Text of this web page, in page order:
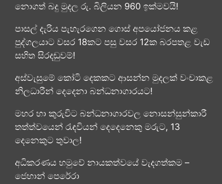
නොගත් බදු මුදල රු. බිලියන 960 ඉක්මවයි!
පාසල් දැරිය පැහැරගෙන ගොස් අපයෝජනය කළ
පුද්ගලයාට වසර 18කට පසු වසර 12ක බරපතළ වැඩ
සහිත සිරදඬුවම්!
අස්වැසුමේ කෝටි දෙකකට ආසන්න මුදලක් වංචාකළ
නිලධාරීන් දෙදෙනා බන්ධනාගාරයට!
මහර හා කුරුවිට බන්ධනාගාරවල නොසන්සුන්කාරී
තත්ත්වයෙන් රැඳවියන් දෙදෙනෙකු මරුට, 13
දෙනෙකුට තුවාල!
අධිකරණය හමුවේ නායකත්වයේ වැදගත්කම –
ජෙහාන් පෙරේරා